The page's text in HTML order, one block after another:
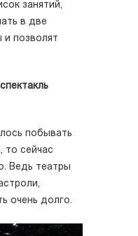
занятий,
в две
и позволят
побывать
то сейчас
Ведь театры
очень долго.